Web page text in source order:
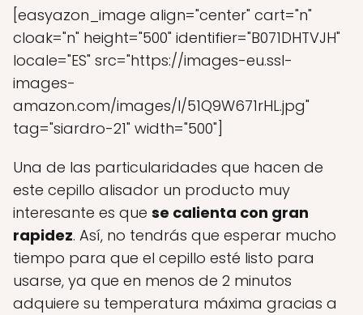
[easyazon_image align="center" cart="n"
cloak="n" height="500" identifier="B071DHTVJH"
locale="ES" src="https://images-eu.ssl-
images-
amazon.com/images/I/51Q9W671rHL.jpg"
tag="siardro-21" width="500"]
Una de las particularidades que hacen de
este cepillo alisador un producto muy
interesante es que se calienta con gran
rapidez. Así, no tendrás que esperar mucho
tiempo para que el cepillo esté listo para
usarse, ya que en menos de 2 minutos
adquiere su temperatura máxima gracias a